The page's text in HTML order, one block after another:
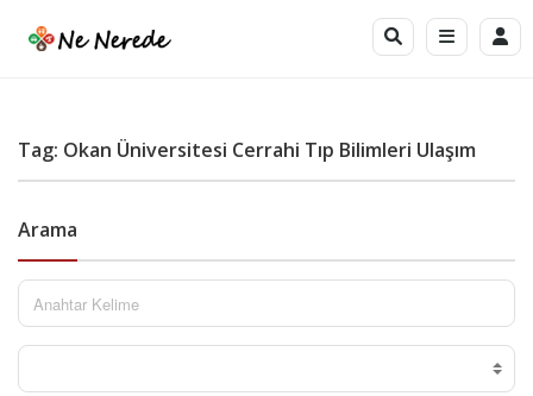
Tag: Okan Üniversitesi Cerrahi Tıp Bilimleri Ulaşım
Arama